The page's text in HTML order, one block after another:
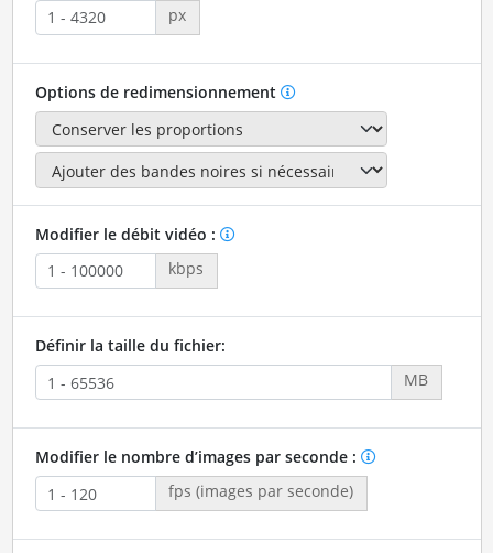
px
Options de redimensionnement
Modifier le débit vidéo :
kbps
Définir la taille du fichier:
MB
Modifier le nombre d’images par seconde :
fps (images par seconde)